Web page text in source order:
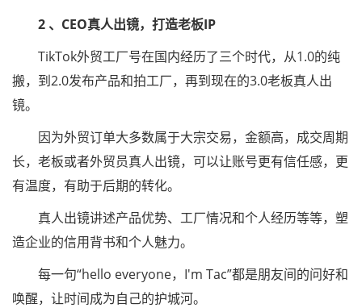
2 、CEO真人出镜，打造老板IP
TikTok外贸工厂号在国内经历了三个时代，从1.0的纯
搬，到2.0发布产品和拍工厂，再到现在的3.0老板真人出
镜。
因为外贸订单大多数属于大宗交易，金额高，成交周期
长，老板或者外贸员真人出镜，可以让账号更有信任感，更
有温度，有助于后期的转化。
真人出镜讲述产品优势、工厂情况和个人经历等等，塑
造企业的信用背书和个人魅力。
每一句“hello everyone，I'm Tac”都是朋友间的问好和
唤醒，让时间成为自己的护城河。